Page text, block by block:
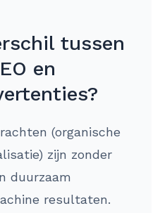
tussen
en
(organische
zijn zonder
duurzaam
resultaten.